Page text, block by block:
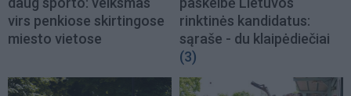
virs penkiose skirtingose
miesto vietose
rinktinės kandidatus:
sąraše - du klaipėdiečiai
(3)